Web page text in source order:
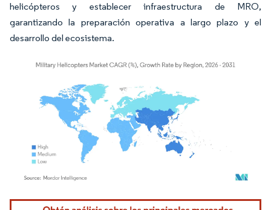
helicópteros y establecer infraestructura de MRO,
garantizando la preparación operativa a largo plazo y el
desarrollo del ecosistema.
Imagen © Mordor Intelligence. El uso requiere atribución según CC BY 4.0.